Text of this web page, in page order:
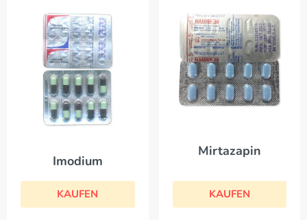
Imodium
KAUFEN
Mirtazapin
KAUFEN